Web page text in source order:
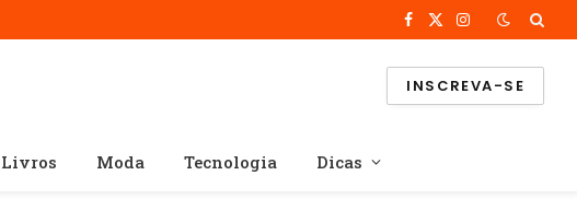
Facebook
X
Instagram
INSCREVA-SE
Livros Moda Tecnologia Dicas